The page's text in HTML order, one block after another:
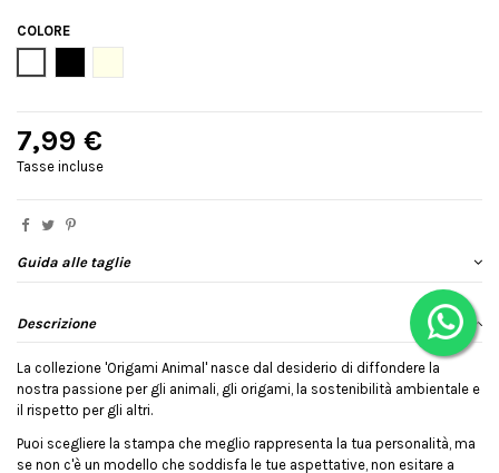
COLORE
7,99 €
Tasse incluse
Guida alle taglie
Descrizione
La collezione 'Origami Animal' nasce dal desiderio di diffondere la
nostra passione per gli animali, gli origami, la sostenibilità ambientale e
il rispetto per gli altri.
Puoi scegliere la stampa che meglio rappresenta la tua personalità, ma
se non c'è un modello che soddisfa le tue aspettative, non esitare a